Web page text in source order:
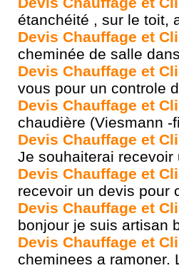
étanchéité , sur le toit,
Devis Chauffage et
cheminée de salle
Devis Chauffage et
vous pour un controle
Devis Chauffage et
chaudière (Viesmann -
Devis Chauffage et
Je souhaiterai recevoir
Devis Chauffage et
recevoir un devis pour
Devis Chauffage et
bonjour je suis artisan
Devis Chauffage et
cheminees a ramoner.